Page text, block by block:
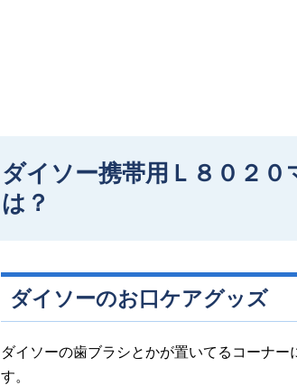
ダイソー携帯用Ｌ８０２
は？
ダイソーのお口ケアグッズ
ダイソーの歯ブラシとかが置いてるコーナ
す。